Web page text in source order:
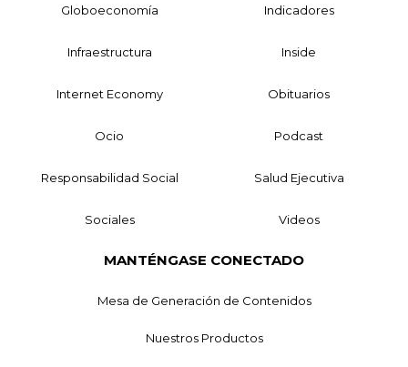
Globoeconomía Indicadores
Infraestructura Inside
Internet Economy Obituarios
Ocio Podcast
Responsabilidad Social Salud Ejecutiva
Sociales Videos
MANTÉNGASE CONECTADO
Mesa de Generación de Contenidos
Nuestros Productos